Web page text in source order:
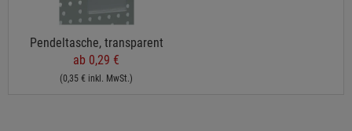
Pendeltasche, transparent
ab 0,29 €
(0,35 € inkl. MwSt.)